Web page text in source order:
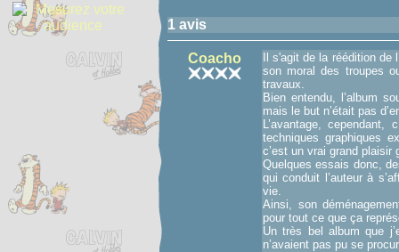
1 avis
Coacho
Il s'agit de la réédition de
son moral des troupes
travaux.
Bien entendu, l’album
mais le but n’était pas
L’avantage,
techniques graphiques
c’est un vrai grand plaisir
Quelques essais donc,
qui conduit l’auteur à
vie.
Ainsi, son
pour tout ce que ça
Un très bel album que
n’avaient pas pu se